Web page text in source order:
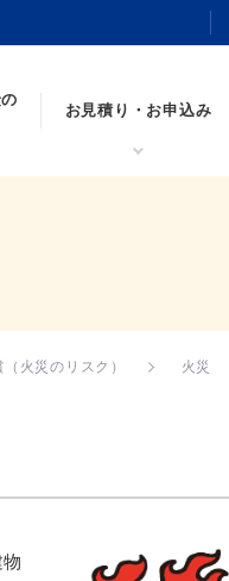
お見積り・お申込み
火災のリスク） 火災